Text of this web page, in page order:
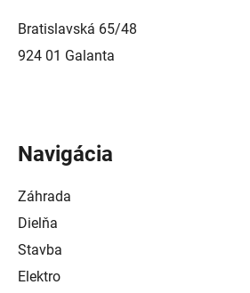
Bratislavská 65/48
924 01 Galanta
Navigácia
Záhrada
Dielňa
Stavba
Elektro